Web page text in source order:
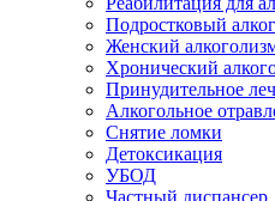
Подростковый
Женский
Хронический
Принудительное
Алкогольное
Снятие ломки
Детоксикация
УБОД
Частный диспансер